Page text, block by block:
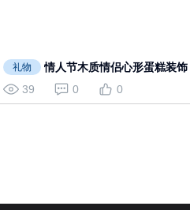
礼物
情人节木质情侣心形蛋糕装饰
39
0 0